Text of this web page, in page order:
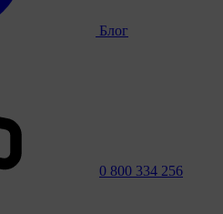
Блог
0 800 334 256